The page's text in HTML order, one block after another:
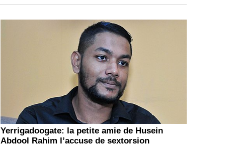
Yerrigadoogate: la petite amie de Husein
Abdool Rahim l’accuse de sextorsion